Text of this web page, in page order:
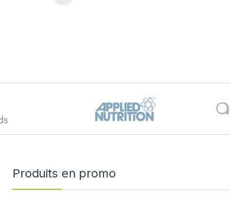
Produits en promo